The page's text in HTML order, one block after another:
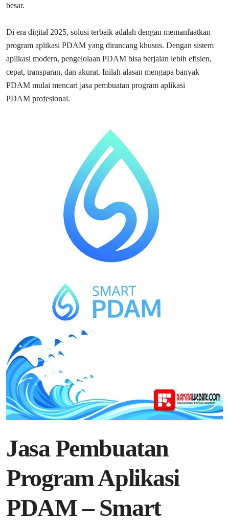
besar.
Di era digital 2025, solusi terbaik adalah dengan memanfaatkan
program aplikasi PDAM yang dirancang khusus. Dengan sistem
aplikasi modern, pengelolaan PDAM bisa berjalan lebih efisien,
cepat, transparan, dan akurat. Inilah alasan mengapa banyak
PDAM mulai mencari jasa pembuatan program aplikasi
PDAM profesional.
Jasa Pembuatan
Program Aplikasi
PDAM – Smart